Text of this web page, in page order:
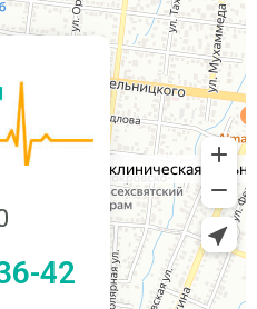
42